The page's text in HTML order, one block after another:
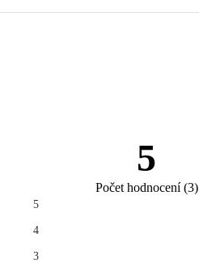
5
Počet hodnocení(3)
5
4
3